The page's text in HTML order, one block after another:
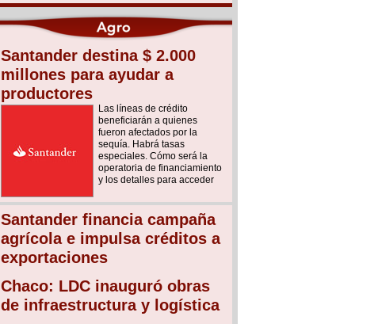
Santander destina $ 2.000
millones para ayudar a
productores
Las líneas de crédito
beneficiarán a quienes
fueron afectados por la
sequía. Habrá tasas
especiales. Cómo será la
operatoria de financiamiento
y los detalles para acceder
Santander financia campaña
agrícola e impulsa créditos a
exportaciones
Chaco: LDC inauguró obras
de infraestructura y logística